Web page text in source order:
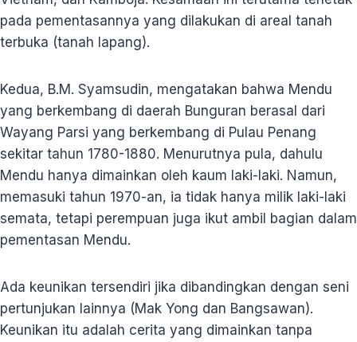
pada pementasannya yang dilakukan di areal tanah
terbuka (tanah lapang).
Kedua, B.M. Syamsudin, mengatakan bahwa Mendu
yang berkembang di daerah Bunguran berasal dari
Wayang Parsi yang berkembang di Pulau Penang
sekitar tahun 1780-1880. Menurutnya pula, dahulu
Mendu hanya dimainkan oleh kaum laki-laki. Namun,
memasuki tahun 1970-an, ia tidak hanya milik laki-laki
semata, tetapi perempuan juga ikut ambil bagian dalam
pementasan Mendu.
Ada keunikan tersendiri jika dibandingkan dengan seni
pertunjukan lainnya (Mak Yong dan Bangsawan).
Keunikan itu adalah cerita yang dimainkan tanpa